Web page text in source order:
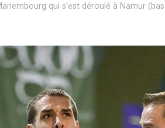
qui s’est déroulé à Namur